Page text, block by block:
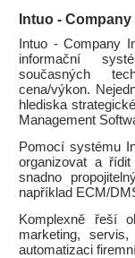
Intuo -
Intuo - Company
informační
současných
cena/výkon.
hlediska
Management
Pomocí systému
organizovat a
snadno
například ECM/
Komplexně řeší
marketing,
automatizaci